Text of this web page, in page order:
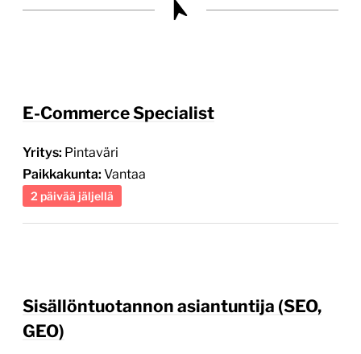
E-Commerce Specialist
Yritys: Pintaväri
Paikkakunta: Vantaa
2 päivää jäljellä
Sisällöntuotannon asiantuntija (SEO,
GEO)